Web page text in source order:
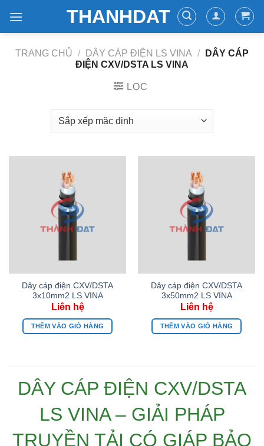
content
THANHDAT
TRANG CHỦ / DÂY CÁP ĐIỆN LS VINA /
DÂY CÁP
ĐIỆN CXV/DSTA LS VINA
LỌC
Dây cáp điện CXV/DSTA
3x10mm2 LS VINA
THÊM VÀO GIỎ HÀNG
Dây cáp điện CXV/DSTA
3x50mm2 LS VINA
THÊM VÀO GIỎ HÀNG
DÂY CÁP ĐIỆN CXV/DSTA
LS VINA – GIẢI PHÁP
TRUYỀN TẢI CÓ GIÁP BẢO